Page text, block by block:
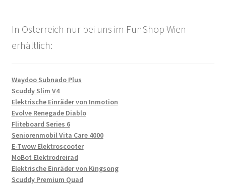
In Österreich nur bei uns im FunShop Wien
erhältlich:
Waydoo Subnado Plus
Scuddy Slim V4
Elektrische Einräder von Inmotion
Evolve Renegade Diablo
Fliteboard Series 6
Seniorenmobil Vita Care 4000
E-Twow Elektroscooter
MoBot Elektrodreirad
Elektrische Einräder von Kingsong
Scuddy Premium Quad